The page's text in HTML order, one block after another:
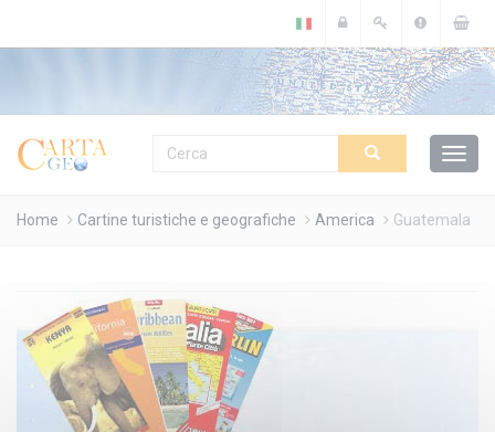
Home Cartine turistiche e geografiche America Guatemala